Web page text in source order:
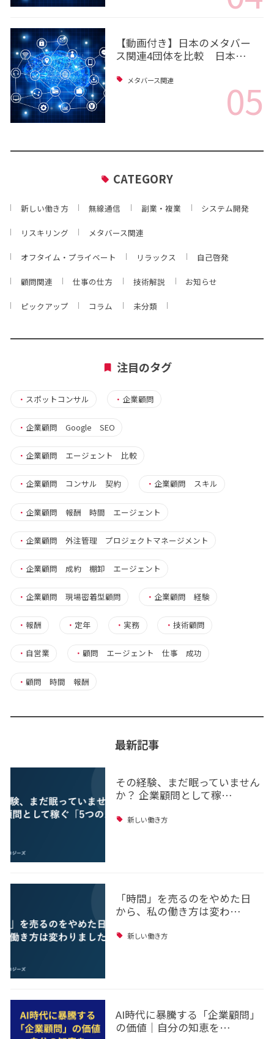
【動画付き】日本のメタバー
ス関連4団体を比較 日本…
メタバース関連 05
CATEGORY
新しい働き方 無線通信 副業・複業 システム開発
リスキリング メタバース関連
オフタイム・プライベート リラックス 自己啓発
顧問関連 仕事の仕方 技術解説 お知らせ
ピックアップ コラム 未分類
注目のタグ
・ スポットコンサル ・ 企業顧問
・ 企業顧問 Google SEO
・ 企業顧問 エージェント 比較
・ 企業顧問 コンサル 契約 ・ 企業顧問 スキル
・ 企業顧問 報酬 時間 エージェント
・ 企業顧問 外注管理 プロジェクトマネージメント
・ 企業顧問 成約 棚卸 エージェント
・ 企業顧問 現場密着型顧問 ・ 企業顧問 経験
・ 報酬 ・ 定年 ・ 実務 ・ 技術顧問
・ 自営業 ・顧問 エージェント 仕事 成功
・ 顧問 時間 報酬
最新記事
その経験、まだ眠っていません
か？ 企業顧問として稼…
新しい働き方
「時間」を売るのをやめた日
から、私の働き方は変わ…
新しい働き方
AI時代に暴騰する「企業顧問」
の価値｜自分の知恵を…